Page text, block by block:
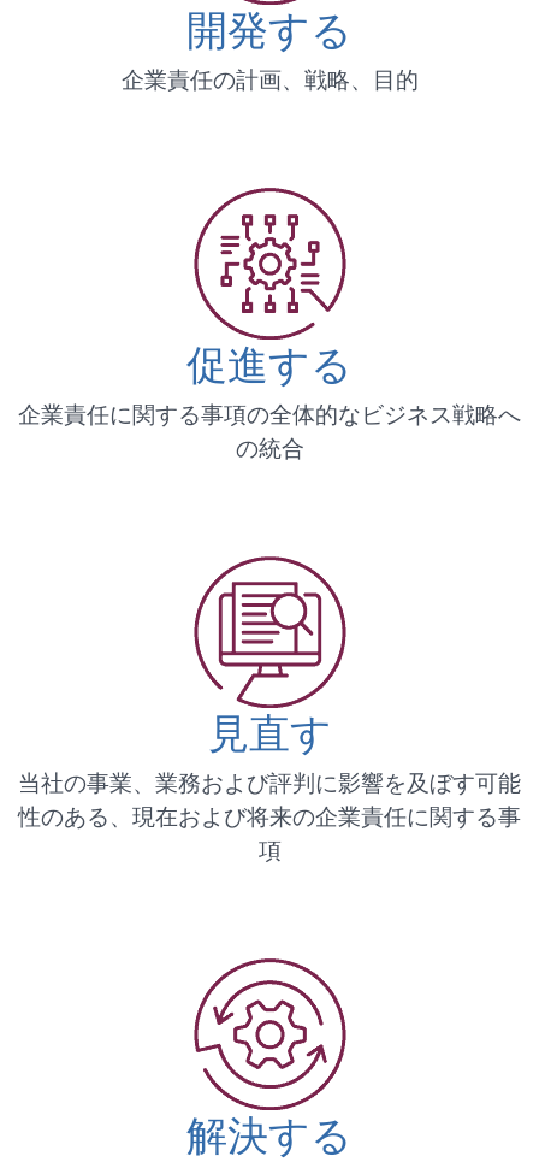
開発する
企業責任の計画、戦略、目的
促進する
企業責任に関する事項の全体的なビジネス戦略へ
の統合
見直す
当社の事業、業務および評判に影響を及ぼす可能
性のある、現在および将来の企業責任に関する事
項
解決する